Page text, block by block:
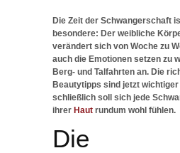
Die Zeit der Schwangerschaft
besondere: Der weibliche
verändert sich von Woche zu
auch die Emotionen setzen zu
Berg- und Talfahrten an. Die
Beautytipps sind jetzt wichtiger
schließlich soll sich jede
ihrer Haut rundum wohl fühlen.
Die